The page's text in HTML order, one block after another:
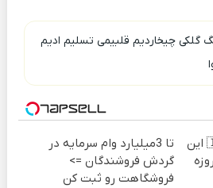
گلکی چیخاردیم قلبیمی تسلیم ادیم
برای اولین بار در ایران🇮🇷 این
ترمیم کننده 23 روزه
تا 3میلیارد وام سرمایه در
گردش فروشندگان =>
فروشگاهت رو ثبت کن